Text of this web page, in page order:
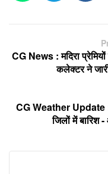
CG News : मदिरा
कलेक्टर ने
CG Weather Update :
जिलों में बारिश